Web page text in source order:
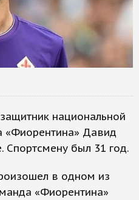
национальной
«Фиорентина» Давид
Спортсмену был 31 год.
в одном из
«Фиорентина»